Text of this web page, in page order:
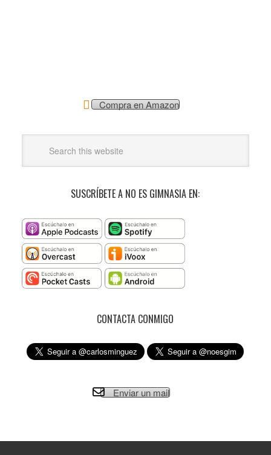
Compra en Amazon
SUSCRÍBETE A NO ES GIMNASIA EN:
CONTACTA CONMIGO
Enviar un mail